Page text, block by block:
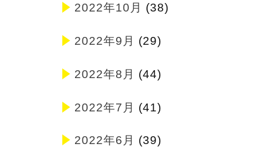
2022年10月 (38)
2022年9月 (29)
2022年8月 (44)
2022年7月 (41)
2022年6月 (39)